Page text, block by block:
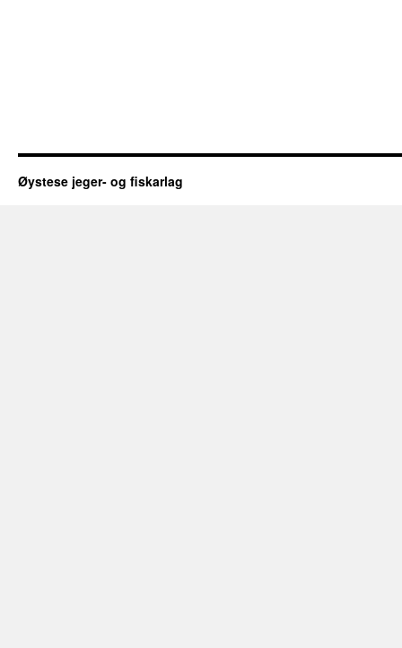
Øystese jeger- og fiskarlag